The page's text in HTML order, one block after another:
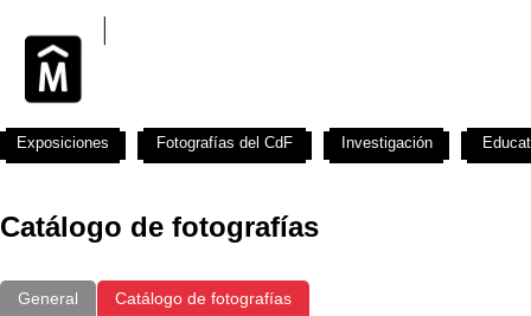
Catálogo de fotografías
General Catálogo de fotografías
Exposiciones Fotografías del CdF Investigación